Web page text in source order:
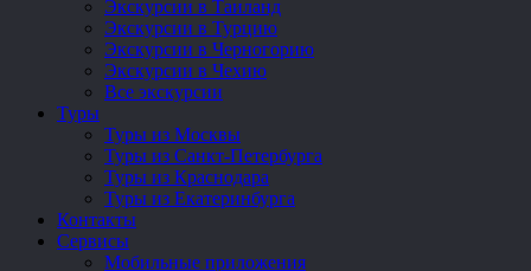
Экскурсии в Таиланд
Экскурсии в Турцию
Экскурсии в Черногорию
Экскурсии в Чехию
Все экскурсии
Туры
Туры из Москвы
Туры из Санкт-Петербурга
Туры из Краснодара
Туры из Екатеринбурга
Контакты
Сервисы
Мобильные приложения